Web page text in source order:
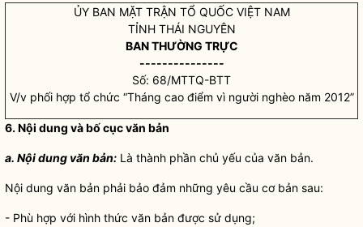
ỦY BAN MẶT TRẬN TỔ QUỐC VIỆT NAM
TỈNH THÁI NGUYÊN
BAN THƯỜNG TRỰC
---------------
Số: 68/MTTQ-BTT
V/v phối hợp tổ chức “Tháng cao điểm vì người nghèo năm 2012”
6. Nội dung và bố cục văn bản
a. Nội dung văn bản: Là thành phần chủ yếu của văn bản.
Nội dung văn bản phải bảo đảm những yêu cầu cơ bản sau:
- Phù hợp với hình thức văn bản được sử dụng;